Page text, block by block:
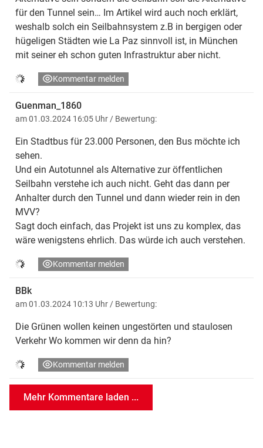
für den Tunnel sein… Im Artikel wird auch noch erklärt,
weshalb solch ein Seilbahnsystem z.B in bergigen oder
hügeligen Städten wie La Paz sinnvoll ist, in München
mit seiner eh schon guten Infrastruktur aber nicht.
Kommentar melden
Guenman_1860
am 01.03.2024 16:05 Uhr / Bewertung:
Ein Stadtbus für 23.000 Personen, den Bus möchte ich
sehen.
Und ein Autotunnel als Alternative zur öffentlichen
Seilbahn verstehe ich auch nicht. Geht das dann per
Anhalter durch den Tunnel und dann wieder rein in den
MVV?
Sagt doch einfach, das Projekt ist uns zu komplex, das
wäre wenigstens ehrlich. Das würde ich auch verstehen.
Kommentar melden
BBk
am 01.03.2024 10:13 Uhr / Bewertung:
Die Grünen wollen keinen ungestörten und staulosen
Verkehr Wo kommen wir denn da hin?
Kommentar melden
Mehr Kommentare laden ...